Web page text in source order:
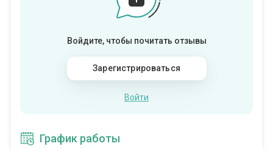
Войдите, чтобы почитать отзывы
Зарегистрироваться
Войти
График работы